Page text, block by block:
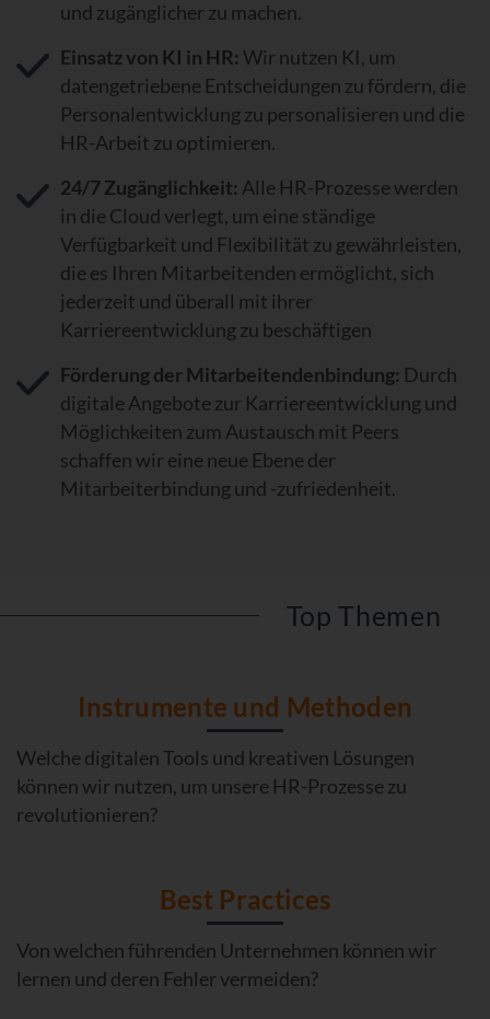
und zugänglicher zu machen.
Einsatz von KI in HR: Wir nutzen KI, um
datengetriebene Entscheidungen zu fördern, die
Personalentwicklung zu personalisieren und die
HR-Arbeit zu optimieren.
24/7 Zugänglichkeit: Alle HR-Prozesse werden
in die Cloud verlegt, um eine ständige
Verfügbarkeit und Flexibilität zu gewährleisten,
die es Ihren Mitarbeitenden ermöglicht, sich
jederzeit und überall mit ihrer
Karriereentwicklung zu beschäftigen
Förderung der Mitarbeitendenbindung: Durch
digitale Angebote zur Karriereentwicklung und
Möglichkeiten zum Austausch mit Peers
schaffen wir eine neue Ebene der
Mitarbeiterbindung und -zufriedenheit.
Top Themen
Instrumente und Methoden
Welche digitalen Tools und kreativen Lösungen
können wir nutzen, um unsere HR-Prozesse zu
revolutionieren?
Best Practices
Von welchen führenden Unternehmen können wir
lernen und deren Fehler vermeiden?